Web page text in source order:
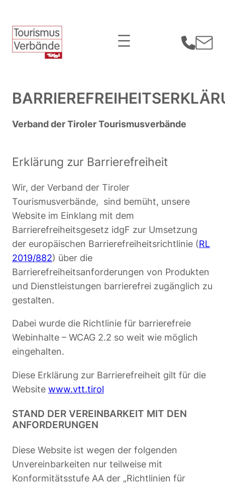
Inhalt
springen
Verband der Tiroler Tourismusverbände
Erklärung zur Barrierefreiheit
Wir, der Verband der Tiroler
Tourismusverbände, sind bemüht, unsere
Website im Einklang mit dem
Barrierefreiheitsgesetz idgF zur Umsetzung
der europäischen Barrierefreiheitsrichtlinie (RL
2019/882) über die
Barrierefreiheitsanforderungen von Produkten
und Dienstleistungen barrierefrei zugänglich zu
gestalten.
Dabei wurde die Richtlinie für barrierefreie
Webinhalte – WCAG 2.2 so weit wie möglich
eingehalten.
Diese Erklärung zur Barrierefreiheit gilt für die
Website www.vtt.tirol
STAND DER VEREINBARKEIT MIT DEN
ANFORDERUNGEN
Diese Website ist wegen der folgenden
Unvereinbarkeiten nur teilweise mit
Konformitätsstufe AA der „Richtlinien für